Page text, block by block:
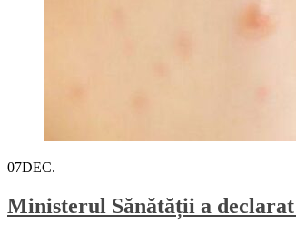
07DEC.
Ministerul Sănătății a